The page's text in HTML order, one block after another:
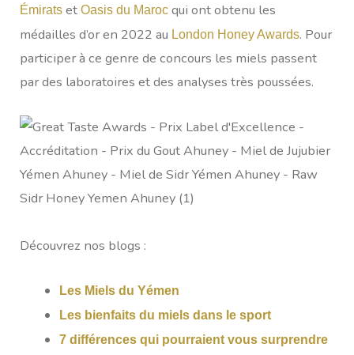
Émirats etOasis du Marocqui ont obtenu les
médailles d’or en 2022 au London Honey Awards. Pour
participer à ce genre de concours les miels passent
par des laboratoires et des analyses très poussées.
Découvrez nos blogs :
Les Miels du Yémen
Les bienfaits du miels dans le sport
7 différences qui pourraient vous surprendre